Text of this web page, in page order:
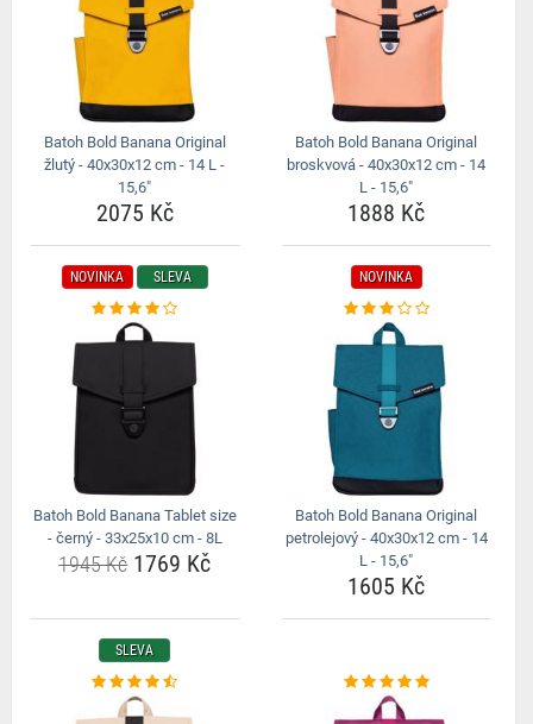
Batoh Bold Banana Original
žlutý - 40x30x12 cm - 14 L -
15,6"
2075 Kč
Batoh Bold Banana Original
broskvová - 40x30x12 cm - 14
L - 15,6"
1888 Kč
NOVINKA SLEVA
Batoh Bold Banana Tablet size
- černý - 33x25x10 cm - 8L
1945 Kč1769 Kč
NOVINKA
Batoh Bold Banana Original
petrolejový - 40x30x12 cm - 14
L - 15,6"
1605 Kč
SLEVA